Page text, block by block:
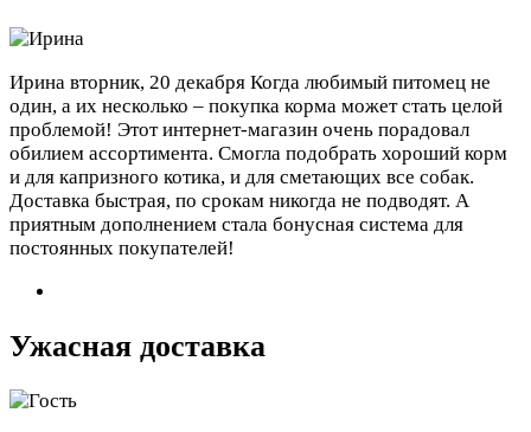
Ирина вторник, 20 декабря Когда любимый питомец не
один, а их несколько – покупка корма может стать целой
проблемой! Этот интернет-магазин очень порадовал
обилием ассортимента. Смогла подобрать хороший корм
и для капризного котика, и для сметающих все собак.
Доставка быстрая, по срокам никогда не подводят. А
приятным дополнением стала бонусная система для
постоянных покупателей!
Ужасная доставка